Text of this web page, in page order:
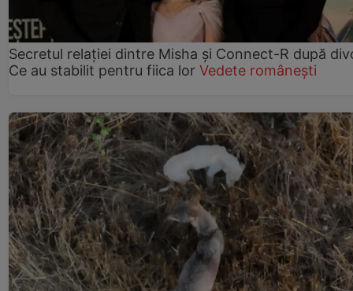
Secretul relației dintre Misha și Connect-R după
Ce au stabilit pentru fiica lor Vedete românești